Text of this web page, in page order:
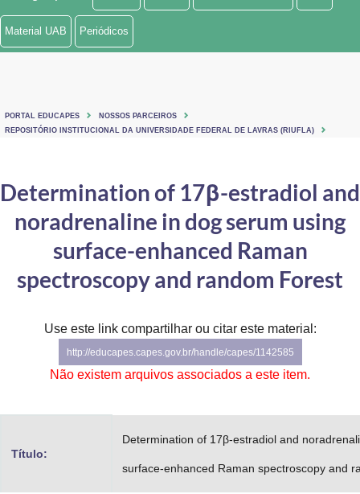
Ministério de Minas e Energia
Ministério do Turismo
Controladoria-Geral da União
Ministério da Mulher, da Família e dos Direitos Humanos
Gabinete de Segurança Institucional
Advocacia-Geral da União
Material UAB Periódicos
PORTAL EDUCAPES
NOSSOS PARCEIROS
REPOSITÓRIO INSTITUCIONAL DA UNIVERSIDADE FEDERAL DE LAVRAS (RIUFLA)
Determination of 17β-estradiol and
noradrenaline in dog serum using
surface-enhanced Raman
spectroscopy and random Forest
Use este link compartilhar ou citar este material:
http://educapes.capes.gov.br/handle/capes/1142585
Não existem arquivos associados a este item.
Título:
Determination of 17β-estradiol and
surface-enhanced Raman spectroscopy and